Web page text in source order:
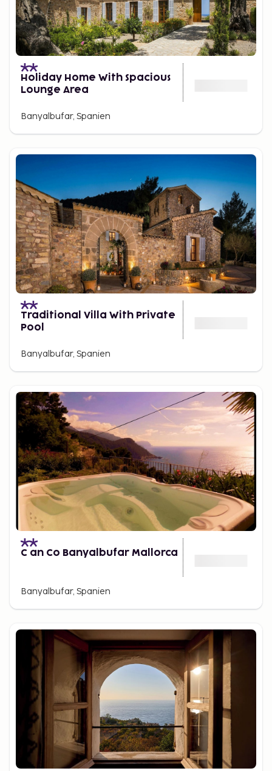
Holiday Home With Spacious
Lounge Area
Banyalbufar, Spanien
Traditional Villa With Private
Pool
Banyalbufar, Spanien
C an Co Banyalbufar Mallorca
Banyalbufar, Spanien